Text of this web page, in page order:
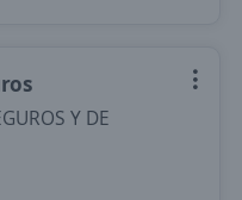
Y DE